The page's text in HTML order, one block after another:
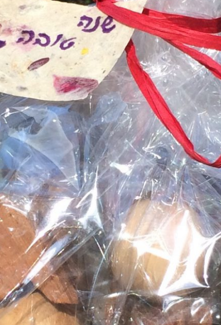
כדי שנוכל
להמשיך
ולשפר את
האתר שלנו,
אנחנו
משתמשים
באיסוף
נתונים
סטטיסטים
ואנליזות
מתקדמות של
אופן השימוש
באתר.
חווית
גלישה
כדי
שהאתר
שלנו יעבוד
בצורה
הטובה
ביותר בזמן
הביקור
שלכם. אם
תבחרו לא
לאפשר
עוגיות אלה,
חלק
מהפונקציות
באתר לא
יהיו זמינות.